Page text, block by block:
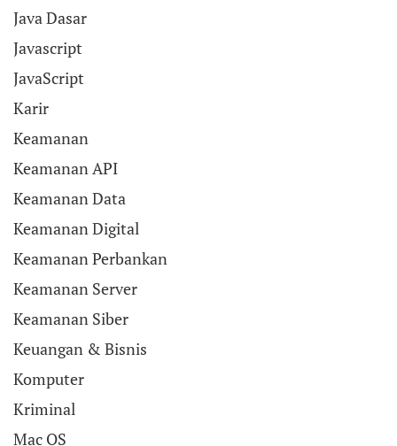
Java Dasar
Javascript
JavaScript
Karir
Keamanan
Keamanan API
Keamanan Data
Keamanan Digital
Keamanan Perbankan
Keamanan Server
Keamanan Siber
Keuangan & Bisnis
Komputer
Kriminal
Mac OS